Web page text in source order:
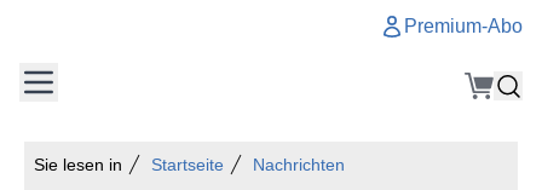
Premium-Abo
Sie lesen in Startseite Nachrichten